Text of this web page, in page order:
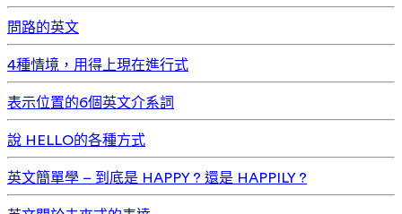
問路的英文
4種情境，用得上現在進行式
表示位置的6個英文介系詞
說 HELLO的各種方式
英文簡單學 – 到底是 HAPPY ? 還是 HAPPILY ?